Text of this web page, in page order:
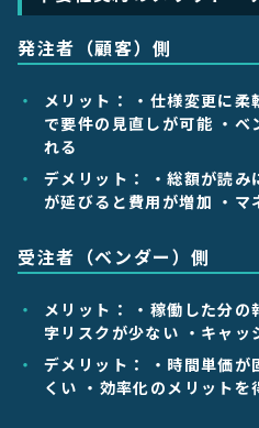
発注者（顧客）側
メリット ： ・仕様変更に
で要件の見直しが可能 ・ベ
れる
デメリット ： ・総額が読
が延びると費用が増加 ・
受注者（ベンダー）側
メリット ： ・稼働した分
字リスクが少ない ・キャッ
デメリット ： ・時間単価
くい ・効率化のメリットを